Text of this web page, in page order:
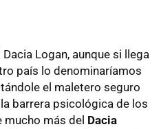
Dacia Logan, aunque si llega
país lo denominaríamos
el maletero seguro
barrera psicológica de los
más del Dacia